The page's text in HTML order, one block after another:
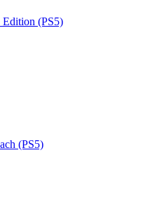
(PS5)
(PS5)